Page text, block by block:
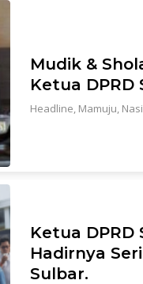
Mudik &
Ketua DPRD
Headline Mamuju
Ketua DPRD
Hadirnya
Sulbar.